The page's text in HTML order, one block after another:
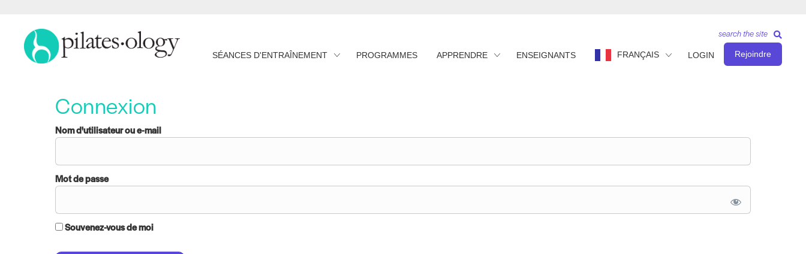
SÉANCES D'ENTRAÎNEMENT PROGRAMMES APPRENDRE ENSEIGNANTS FRANÇAIS LOGIN Rejoindre
search the site
Connexion
Nom d'utilisateur ou e-mail
Mot de passe
Souvenez-vous de moi